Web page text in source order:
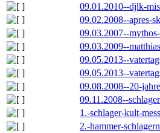
09.01.2010--djlk-
09.02.2008--apres-
09.03.2007--
09.03.2009--
09.05.2013--
09.05.2013--
09.08.2008--20-
09.11.2008--
1.-schlager-kult-
2.-hammer-